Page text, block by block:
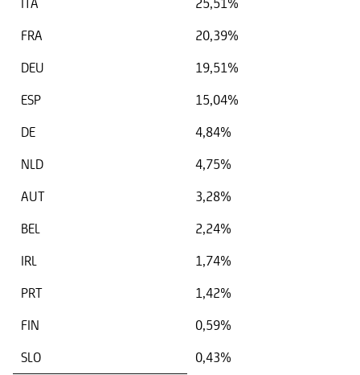
FRA
20,39%
DEU
19,51%
ESP
15,04%
DE
4,84%
NLD
4,75%
AUT
3,28%
BEL
2,24%
IRL
1,74%
PRT
1,42%
FIN
0,59%
SLO
0,43%